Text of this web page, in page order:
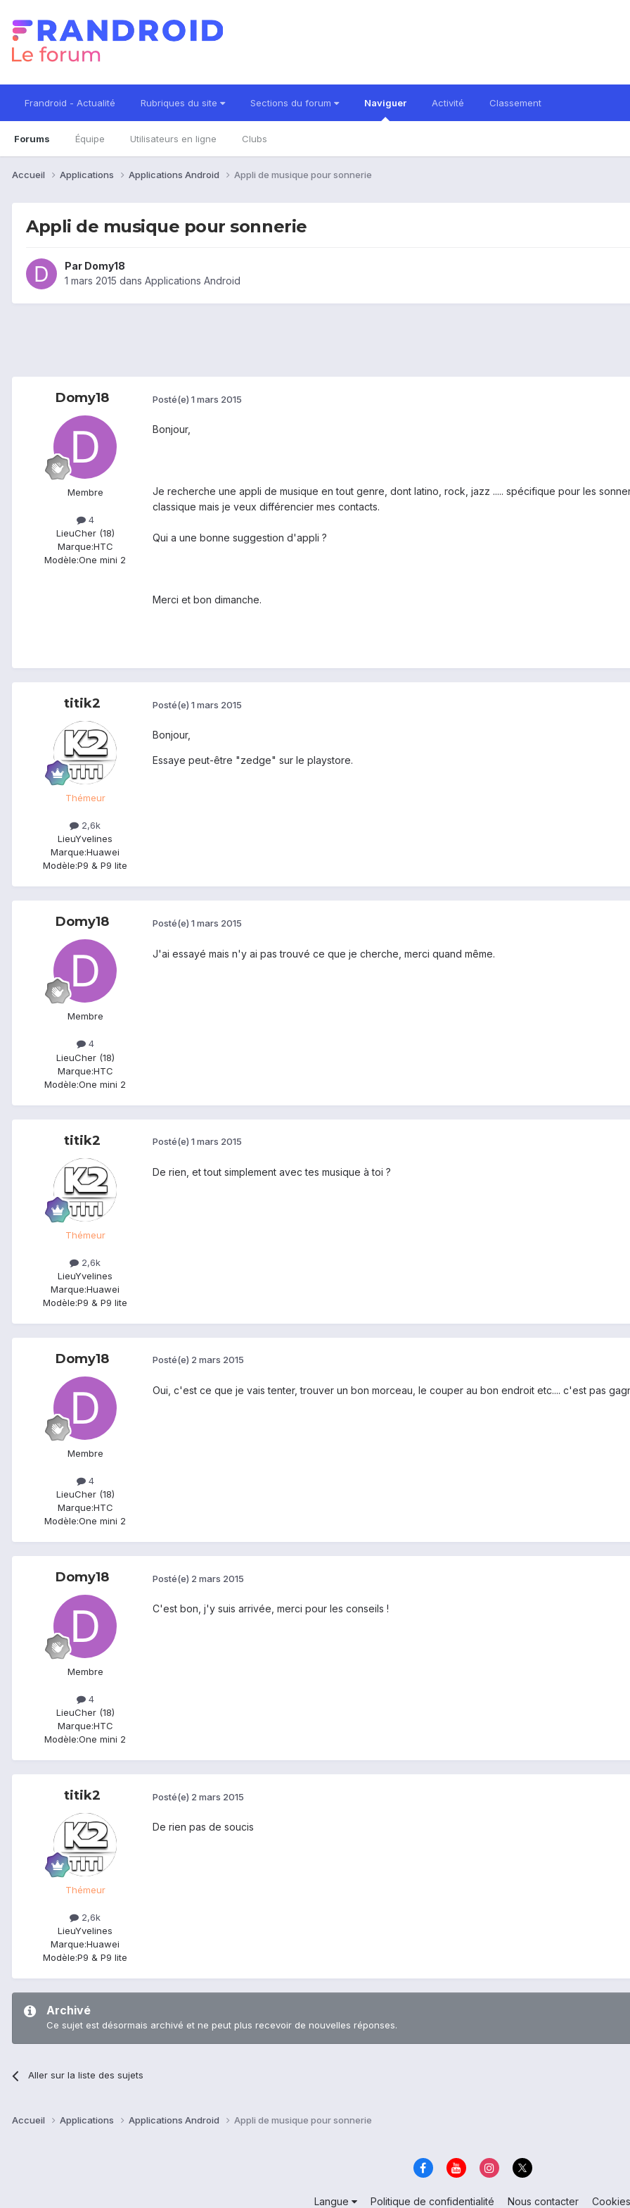
Frandroid - Actualité Rubriques du site Sections du forum Naviguer
Forums Équipe Utilisateurs en ligne Clubs
Activité Classement
Accueil Applications Applications Android Appli de musique pour sonnerie
Appli de musique pour sonnerie
Par Domy18
1 mars 2015 dans Applications Android
Domy18
Membre
4
LieuCher (18)
Marque:HTC
Modèle:One mini 2
Posté(e) 1 mars 2015
Bonjour,
Je recherche une appli de musique en tout genre, dont latino, rock, jazz ..... spécifique pour les
classique mais je veux différencier mes contacts.
Qui a une bonne suggestion d'appli ?
Merci et bon dimanche.
titik2
Thémeur
2,6k
LieuYvelines
Marque:Huawei
Modèle:P9 & P9 lite
Posté(e) 1 mars 2015
Bonjour,
Essaye peut-être "zedge" sur le playstore.
Domy18
Membre
4
LieuCher (18)
Marque:HTC
Modèle:One mini 2
Posté(e) 1 mars 2015
J'ai essayé mais n'y ai pas trouvé ce que je cherche, merci quand même.
titik2
Thémeur
2,6k
LieuYvelines
Marque:Huawei
Modèle:P9 & P9 lite
Posté(e) 1 mars 2015
De rien, et tout simplement avec tes musique à toi ?
Domy18
Membre
4
LieuCher (18)
Marque:HTC
Modèle:One mini 2
Posté(e) 2 mars 2015
Oui, c'est ce que je vais tenter, trouver un bon morceau, le couper au bon endroit etc.... c'est pas
Domy18
Membre
4
LieuCher (18)
Marque:HTC
Modèle:One mini 2
Posté(e) 2 mars 2015
C'est bon, j'y suis arrivée, merci pour les conseils !
titik2
Thémeur
2,6k
LieuYvelines
Marque:Huawei
Modèle:P9 & P9 lite
Posté(e) 2 mars 2015
De rien pas de soucis
Archivé
Ce sujet est désormais archivé et ne peut plus recevoir de nouvelles réponses.
Aller sur la liste des sujets
Accueil Applications Applications Android Appli de musique pour sonnerie
Langue Politique de confidentialité Nous contacter Cookies